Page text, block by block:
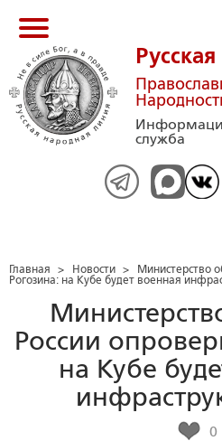
служба
Главная > Новости >
Министерство
Рогозина: на Кубе будет военная
России
на Кубе
0